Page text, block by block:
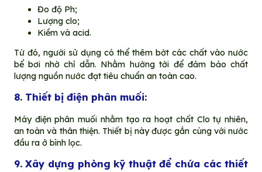
Đo độ Ph;
Lượng clo;
Kiềm và acid.
Từ đó, người sử dụng có thể thêm bớt các chất vào nước
bể bơi nhờ chỉ dẫn. Nhằm hướng tới để đảm bảo chất
lượng nguồn nước đạt tiêu chuẩn an toàn cao.
8. Thiết bị điện phân muối:
Máy điện phân muối nhằm tạo ra hoạt chất Clo tự nhiên,
an toàn và thân thiện. Thiết bị này được gắn cùng với nước
đầu ra ở bình lọc.
9. Xây dựng phòng kỹ thuật để chứa các thiết